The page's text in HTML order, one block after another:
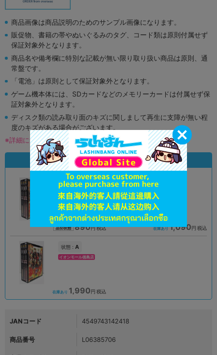
商品画像は商品説明のためのサンプル画像になります。
販促物、書籍の帯やぬいぐるみのタグ、コード類は原則付属せず
保証対象外となります。
商品名や備考欄に特別な記載が無い限り取り扱い商品は原則、通
常盤です。
「電池」は原則として保証対象外となります。
ゲーム機本体には、SDカードなどのメモリーカードは付属せず保
証対象外となります。
ディスク類の読み取り面のキズに関しまして再生に支障が無い程
度のキズがある場合がございます。
※詳細につきましてはコチラ
状態違いの同一商品
状態 :A
オンライン
品切状態 890円 税込 在庫あり 1,090 円 税込
状態 : A
イオンモール徳島店
在庫あり 1,990 円 税込
JANコード 4549743142418
商品番号 L06385706